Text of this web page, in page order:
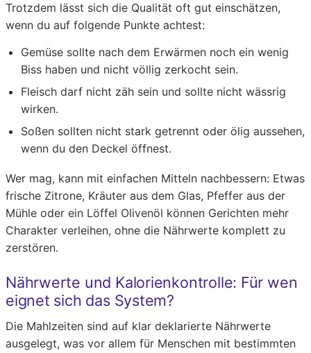
Trotzdem lässt sich die Qualität oft gut einschätzen,
wenn du auf folgende Punkte achtest:
Gemüse sollte nach dem Erwärmen noch ein wenig
Biss haben und nicht völlig zerkocht sein.
Fleisch darf nicht zäh sein und sollte nicht wässrig
wirken.
Soßen sollten nicht stark getrennt oder ölig aussehen,
wenn du den Deckel öffnest.
Wer mag, kann mit einfachen Mitteln nachbessern: Etwas
frische Zitrone, Kräuter aus dem Glas, Pfeffer aus der
Mühle oder ein Löffel Olivenöl können Gerichten mehr
Charakter verleihen, ohne die Nährwerte komplett zu
zerstören.
Nährwerte und Kalorienkontrolle: Für wen
eignet sich das System?
Die Mahlzeiten sind auf klar deklarierte Nährwerte
ausgelegt, was vor allem für Menschen mit bestimmten